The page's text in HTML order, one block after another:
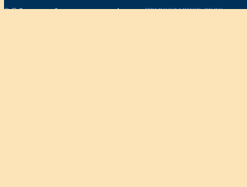
© Сайт передан благотворительным фондом«ПРАВОСЛАВНОЕ ДЕЛО»